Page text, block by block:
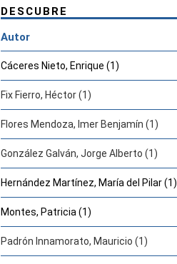
DESCUBRE
Autor
Cáceres Nieto, Enrique (1)
Fix Fierro, Héctor (1)
Flores Mendoza, Imer Benjamín (1)
González Galván, Jorge Alberto (1)
Hernández Martínez, María del Pilar (1)
Montes, Patricia (1)
Padrón Innamorato, Mauricio (1)